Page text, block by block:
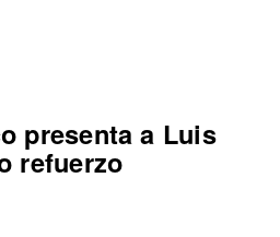
presenta a Luis
refuerzo